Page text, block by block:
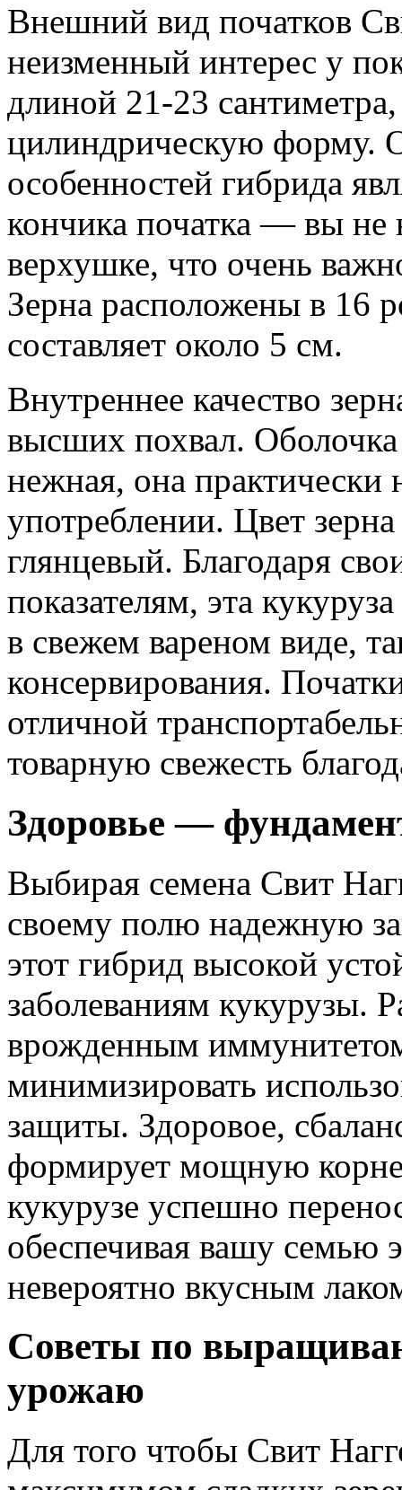
Внешний вид початков
неизменный интерес у
длиной 21-23
цилиндрическую форму.
особенностей гибрида
кончика початка — вы не
верхушке, что очень
Зерна расположены в 16
составляет около 5 см.
Внутреннее качество
высших похвал. Оболочка
нежная, она
употреблении. Цвет
глянцевый. Благодаря
показателям, эта
в свежем вареном виде,
консервирования.
отличной
товарную свежесть
Здоровье —
Выбирая семена Свит
своему полю надежную
этот гибрид высокой
заболеваниям кукурузы.
врожденным
минимизировать
защиты. Здоровое,
формирует мощную
кукурузе успешно
обеспечивая вашу семью
невероятно вкусным
Советы по
урожаю
Для того чтобы Свит